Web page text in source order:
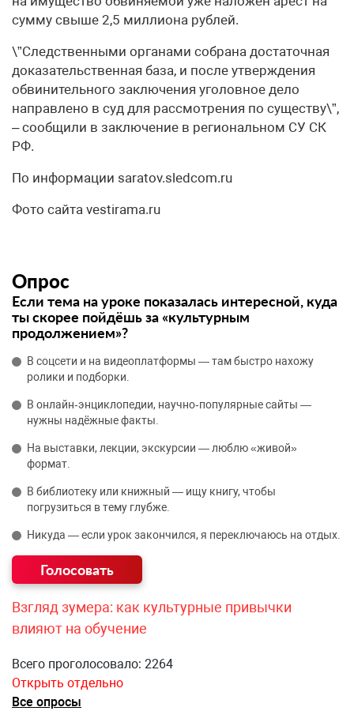
сумму свыше 2,5 миллиона рублей.
\”Следственными органами собрана достаточная
доказательственная база, и после утверждения
обвинительного заключения уголовное дело
направлено в суд для рассмотрения по существу\”,
– сообщили в заключение в региональном СУ СК
РФ.
По информации saratov.sledcom.ru
Фото сайта vestirama.ru
Опрос
Если тема на уроке показалась интересной, куда
ты скорее пойдёшь за «культурным
продолжением»?
В соцсети и на видеоплатформы — там быстро нахожу
ролики и подборки.
В онлайн‑энциклопедии, научно‑популярные сайты —
нужны надёжные факты.
На выставки, лекции, экскурсии — люблю «живой»
формат.
В библиотеку или книжный — ищу книгу, чтобы
погрузиться в тему глубже.
Никуда — если урок закончился, я переключаюсь на отдых.
Взгляд зумера: как культурные привычки
влияют на обучение
Всего проголосовало: 2264
Открыть отдельно
Все опросы